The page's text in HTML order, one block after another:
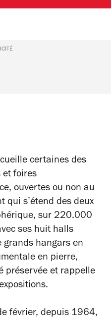
certaines des
et foires
ouvertes ou non au
qui s’étend des deux
sur 220.000
ses huit halls
grands hangars en
en pierre,
préservée et rappelle
février, depuis 1964,